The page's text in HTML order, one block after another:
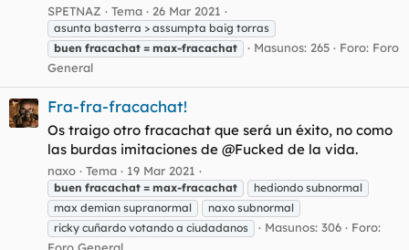
SPETNAZ Tema 26 Mar 2021
asunta basterra > assumpta baig torras
buen fracachat = max-fracachat Masunos: 265 Foro: Foro
General
Fra-fra-fracachat!
Os traigo otro fracachat que será un éxito, no como
las burdas imitaciones de @Fucked de la vida.
naxo Tema 19 Mar 2021
buen fracachat = max-fracachat
hediondo subnormal
max demian supranormal
naxo subnormal
ricky cuñardo votando a ciudadanos
Masunos: 306
Foro:
Foro General